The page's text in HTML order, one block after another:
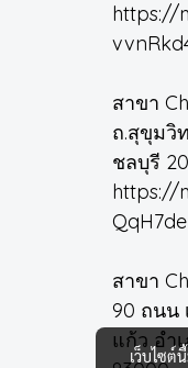
https://
สาขา
ถ.สุขุมวิ
ชลบุรี
https://
สาขา
90 ถนน
แก้ว อำ
เว็บไซต์